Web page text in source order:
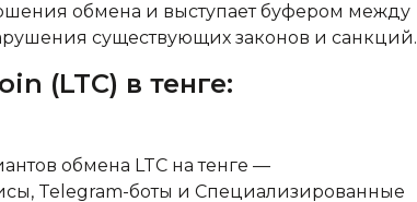
обмена и выступает буфером между
существующих законов и санкций.
(LTC) в тенге:
обмена LTC на тенге —
Telegram-боты и Специализированные